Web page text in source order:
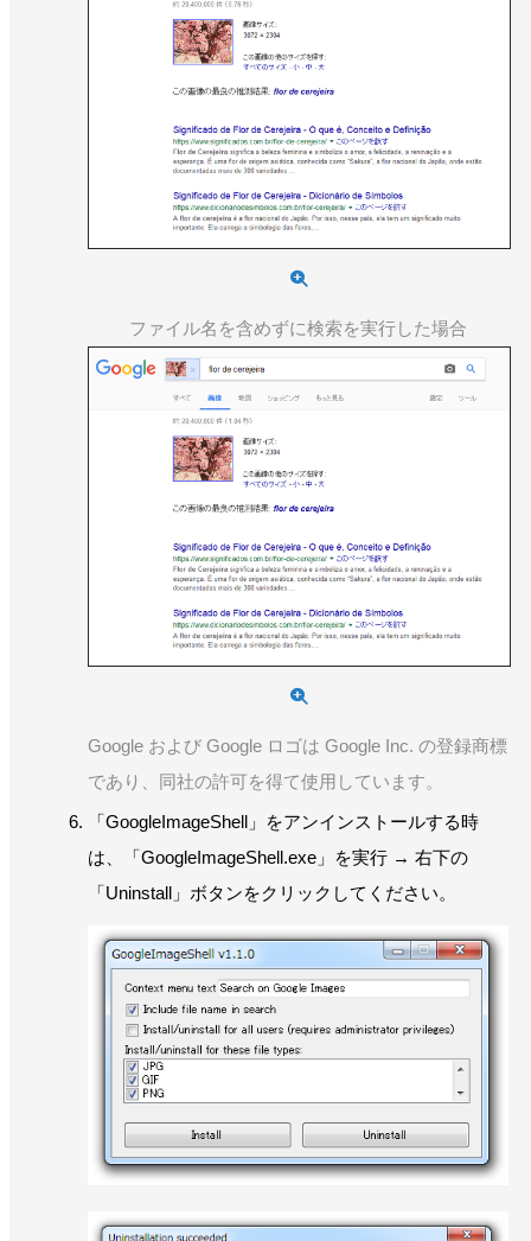
ファイル名を含めずに検索を実行した場合
Google および Google ロゴは Google Inc. の登録商標
であり、同社の許可を得て使用しています。
「GoogleImageShell」をアンインストールする時
は、「GoogleImageShell.exe」を実行 → 右下の
「Uninstall」ボタンをクリックしてください。